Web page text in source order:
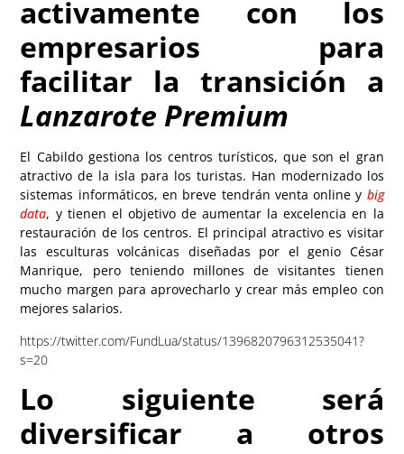
activamente con los
empresarios para
facilitar la transición a
Lanzarote Premium
El Cabildo gestiona los centros turísticos, que son el gran
atractivo de la isla para los turistas. Han modernizado los
sistemas informáticos, en breve tendrán venta online y big
data, y tienen el objetivo de aumentar la excelencia en la
restauración de los centros. El principal atractivo es visitar
las esculturas volcánicas diseñadas por el genio César
Manrique, pero teniendo millones de visitantes tienen
mucho margen para aprovecharlo y crear más empleo con
mejores salarios.
https://twitter.com/FundLua/status/1396820796312535041?
s=20
Lo siguiente será
diversificar a otros